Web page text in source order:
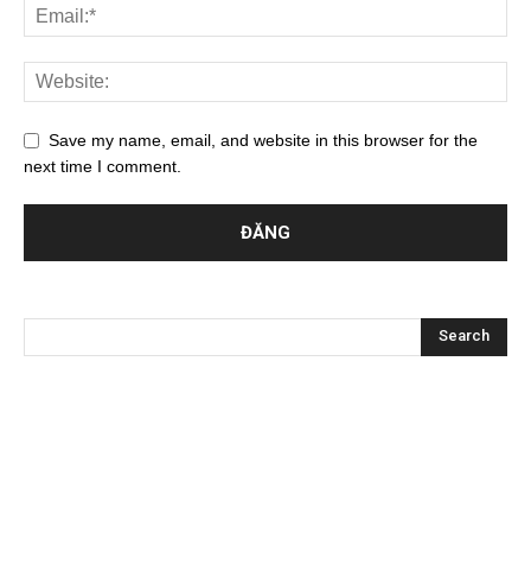
Save my name, email, and website in this browser for the
next time I comment.